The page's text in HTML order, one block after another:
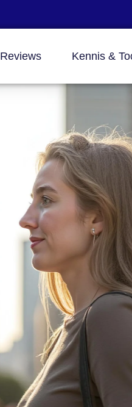
Reviews Kennis &